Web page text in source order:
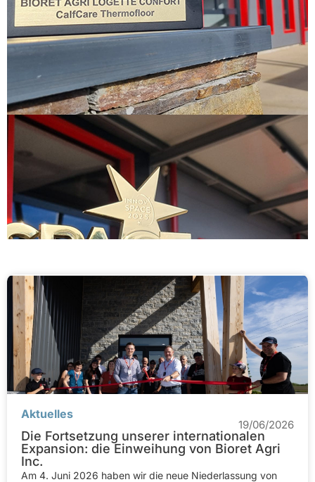
Aktuelles
19/06/2026
Die Fortsetzung unserer internationalen
Expansion: die Einweihung von Bioret Agri
Inc.
Am 4. Juni 2026 haben wir die neue Niederlassung von